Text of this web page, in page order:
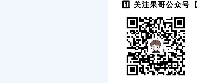
1️⃣ 关注果哥公众号【